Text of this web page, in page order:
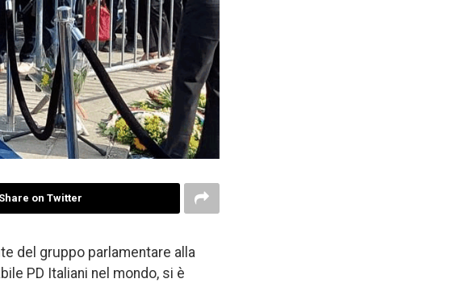
Share on Twitter
del gruppo parlamentare alla
PD Italiani nel mondo, si è